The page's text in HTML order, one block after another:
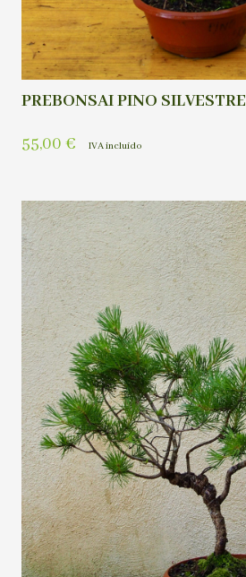
PREBONSAI PINO SILVESTRE
55,00 € IVA incluído